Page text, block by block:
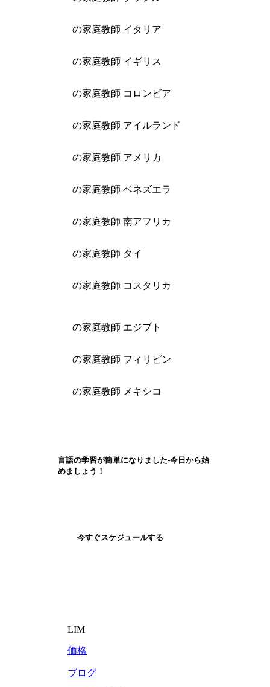
の家庭教師 イタリア
の家庭教師 イギリス
の家庭教師 コロンビア
の家庭教師 アイルランド
の家庭教師 アメリカ
の家庭教師 ベネズエラ
の家庭教師 南アフリカ
の家庭教師 タイ
の家庭教師 コスタリカ
の家庭教師 エジプト
の家庭教師 フィリピン
の家庭教師 メキシコ
言語の学習が簡単になりました-今日から始
めましょう！
今すぐスケジュールする
LIM
価格
ブログ